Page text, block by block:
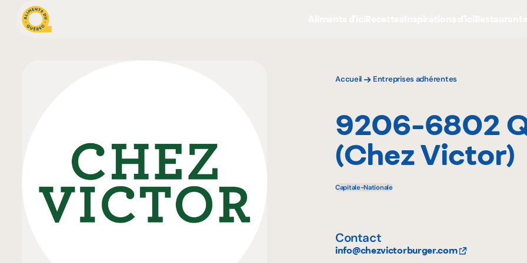
Accueil Entreprises adhérentes
9206-6802
(Chez Victor)
Capitale-Nationale
Contact
info@chezvictorburger.com